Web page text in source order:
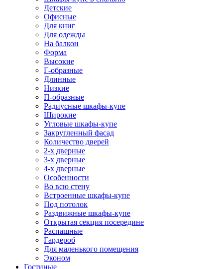
Детские
Офисные
Для книг
Для одежды
На балкон
Форма
Высокие
Г-образные
Длинные
Низкие
П-образные
Радиусные шкафы-купе
Широкие
Угловые шкафы-купе
Закругленный фасад
Количество дверей
2-х дверные
3-х дверные
4-х дверные
Особенности
Во всю стену
Встроенные шкафы-купе
Под потолок
Раздвижные шкафы-купе
Открытая секция посередине
Распашные
Гардероб
Для маленького помещения
Эконом
Гостиные